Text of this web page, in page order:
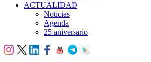
ACTUALIDAD
Noticias
Agenda
25 aniversario